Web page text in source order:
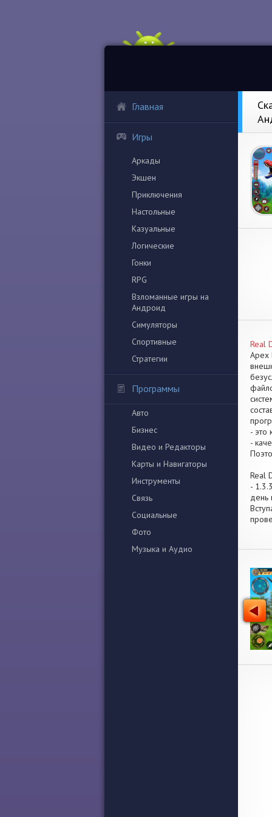
Главная
Игры
Аркады
Экшен
Приключения
Настольные
Казуальные
Логические
Гонки
RPG
Взломанные игры на
Андроид
Симуляторы
Спортивные
Стратегии
Программы
Авто
Бизнес
Видео и Редакторы
Карты и Навигаторы
Инструменты
Связь
Социальные
Фото
Музыка и Аудио
Real
Apex
- это
-
Real
-
день